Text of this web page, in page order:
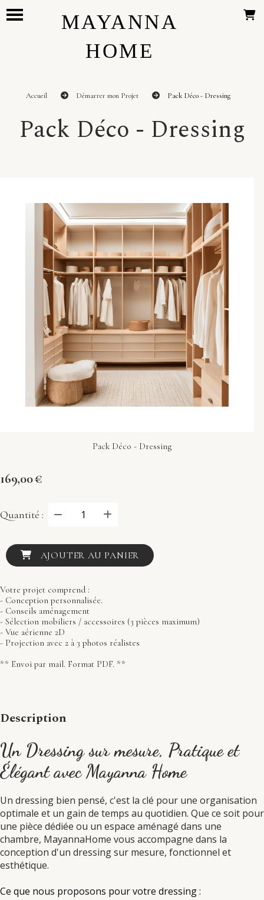
MAYANNA
HOME
Accueil Démarrer mon Projet Pack Déco - Dressing
Pack Déco - Dressing
Pack Déco - Dressing
169,00€
Quantité :
AJOUTER AU PANIER
Votre projet comprend :
- Conception personnalisée.
- Conseils aménagement
- Sélection mobiliers / accessoires (3 pièces maximum)
- Vue aérienne 2D
- Projection avec 2 à 3 photos réalistes
** Envoi par mail. Format PDF. **
Description
Un Dressing sur mesure, Pratique et
Élégant avec Mayanna Home
Un dressing bien pensé, c'est la clé pour une organisation
optimale et un gain de temps au quotidien. Que ce soit pour
une pièce dédiée ou un espace aménagé dans une
chambre, MayannaHome vous accompagne dans la
conception d'un dressing sur mesure, fonctionnel et
esthétique.
Ce que nous proposons pour votre dressing :